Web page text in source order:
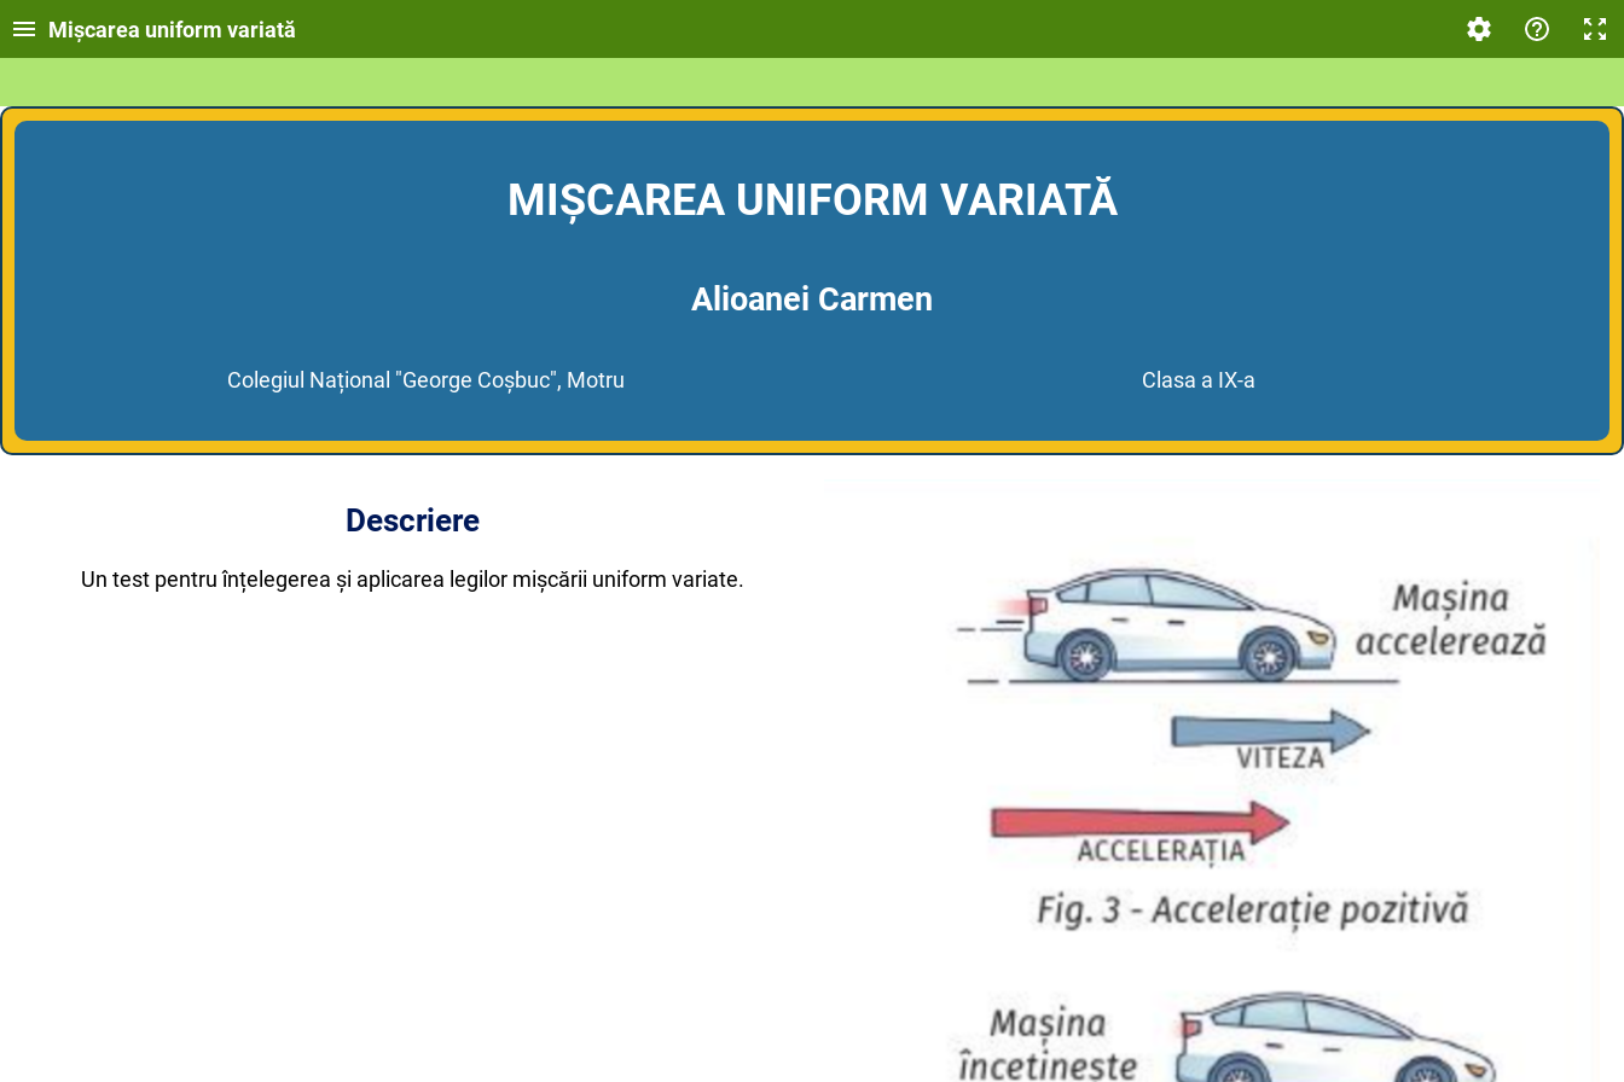
Mișcarea uniform variată
MIȘCAREA UNIFORM VARIATĂ
Alioanei Carmen
Colegiul Național "George Coșbuc", Motru Clasa a IX-a
Descriere
Un test pentru înțelegerea și aplicarea legilor mișcării uniform variate.